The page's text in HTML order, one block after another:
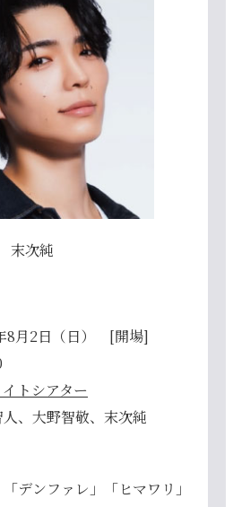
末次純
月2日（日） [開場]
トシアター
大野智敬、末次純
デンファレ」「ヒマワリ」